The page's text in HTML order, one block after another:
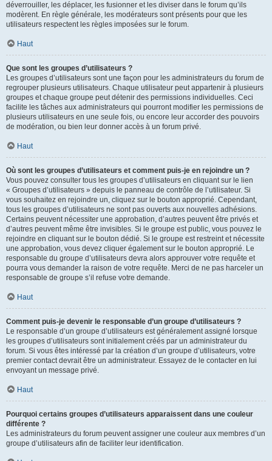
déverrouiller, les déplacer, les fusionner et les diviser dans le forum qu’ils
modèrent. En règle générale, les modérateurs sont présents pour que les
utilisateurs respectent les règles imposées sur le forum.
Haut
Que sont les groupes d’utilisateurs ?
Les groupes d’utilisateurs sont une façon pour les administrateurs du forum de
regrouper plusieurs utilisateurs. Chaque utilisateur peut appartenir à plusieurs
groupes et chaque groupe peut détenir des permissions individuelles. Ceci
facilite les tâches aux administrateurs qui pourront modifier les permissions de
plusieurs utilisateurs en une seule fois, ou encore leur accorder des pouvoirs
de modération, ou bien leur donner accès à un forum privé.
Haut
Où sont les groupes d’utilisateurs et comment puis-je en rejoindre un ?
Vous pouvez consulter tous les groupes d’utilisateurs en cliquant sur le lien
« Groupes d’utilisateurs » depuis le panneau de contrôle de l’utilisateur. Si
vous souhaitez en rejoindre un, cliquez sur le bouton approprié. Cependant,
tous les groupes d’utilisateurs ne sont pas ouverts aux nouvelles adhésions.
Certains peuvent nécessiter une approbation, d’autres peuvent être privés et
d’autres peuvent même être invisibles. Si le groupe est public, vous pouvez le
rejoindre en cliquant sur le bouton dédié. Si le groupe est restreint et nécessite
une approbation, vous devez cliquer également sur le bouton approprié. Le
responsable du groupe d’utilisateurs devra alors approuver votre requête et
pourra vous demander la raison de votre requête. Merci de ne pas harceler un
responsable de groupe s’il refuse votre demande.
Haut
Comment puis-je devenir le responsable d’un groupe d’utilisateurs ?
Le responsable d’un groupe d’utilisateurs est généralement assigné lorsque
les groupes d’utilisateurs sont initialement créés par un administrateur du
forum. Si vous êtes intéressé par la création d’un groupe d’utilisateurs, votre
premier contact devrait être un administrateur. Essayez de le contacter en lui
envoyant un message privé.
Haut
Pourquoi certains groupes d’utilisateurs apparaissent dans une couleur
différente ?
Les administrateurs du forum peuvent assigner une couleur aux membres d’un
groupe d’utilisateurs afin de faciliter leur identification.